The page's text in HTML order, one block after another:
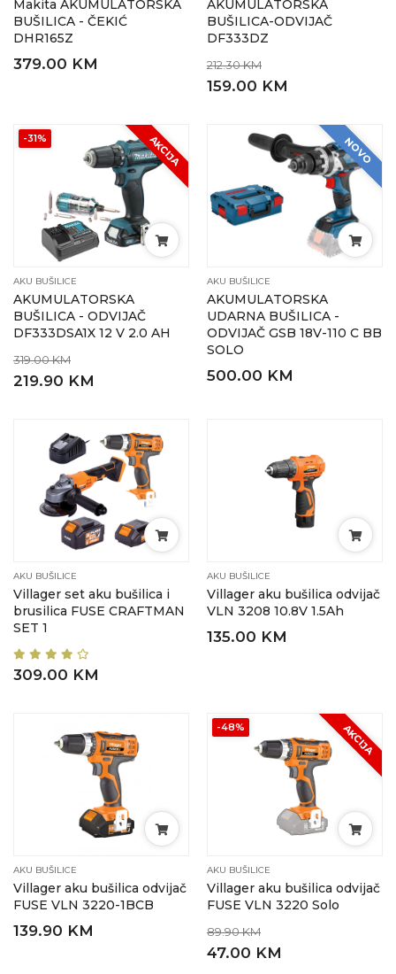
Makita AKUMULATORSKA
BUŠILICA - ČEKIĆ
DHR165Z
379.00 KM
AKUMULATORSKA
BUŠILICA-ODVIJAČ
DF333DZ
212.30 KM
159.00 KM
-31% AKCIJA
AKU BUŠILICE
AKUMULATORSKA
BUŠILICA - ODVIJAČ
DF333DSA1X 12 V 2.0 AH
319.00 KM
219.90 KM
NOVO
AKU BUŠILICE
AKUMULATORSKA
UDARNA BUŠILICA -
ODVIJAČ GSB 18V-110 C BB
SOLO
500.00 KM
AKU BUŠILICE
Villager set aku bušilica i
brusilica FUSE CRAFTMAN
SET 1
309.00 KM
AKU BUŠILICE
Villager aku bušilica odvijač
VLN 3208 10.8V 1.5Ah
135.00 KM
AKU BUŠILICE
Villager aku bušilica odvijač
FUSE VLN 3220-1BCB
139.90 KM
-48% AKCIJA
AKU BUŠILICE
Villager aku bušilica odvijač
FUSE VLN 3220 Solo
89.90 KM
47.00 KM